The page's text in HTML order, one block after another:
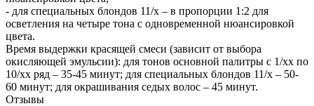
- для специальных блондов 11/х – в пропорции 1:2 для
осветления на четыре тона с одновременной нюансировкой
цвета.
Время выдержки красящей смеси (зависит от выбора
окисляющей эмульсии): для тонов основной палитры с 1/хх по
10/хх ряд – 35-45 минут; для специальных блондов 11/х – 50-
60 минут; для окрашивания седых волос – 45 минут.
Отзывы